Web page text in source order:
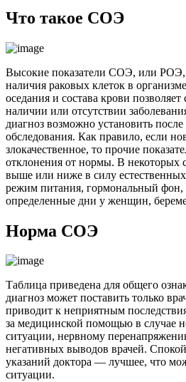
Что такое СОЭ
Высокие показатели СОЭ, или РОЭ,
наличия раковых клеток в
оседания и состава крови
наличии или отсутствии
диагноз возможно установить
обследования. Как правило, если
злокачественное, то прочие
отклонения от нормы. В
выше или ниже в силу
режим питания, гормональный фон,
определенные дни у женщин,
Норма СОЭ
Таблица приведена для общего
диагноз может поставить только
приводит к неприятным
за медицинской помощью в случае
ситуации, нервному
негативных выводов врачей.
указаний доктора — лучшее, что
ситуации.